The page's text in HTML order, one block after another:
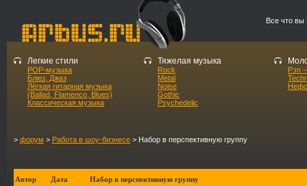
Все что вы
Легкие стили
POP-музыка
Блюз, Джаз
Лёгкая гитарная музыка
(Ballad, Flamenco, Blues)
Классическая музыка
Тяжелая музыка
Rock
Metal
Noise
Gothic
Psychedelic
Рэп
> форум > Работа в шоу-бизнесе > Набор в перспективную группу
Автор Дата Набор в перспективную группу